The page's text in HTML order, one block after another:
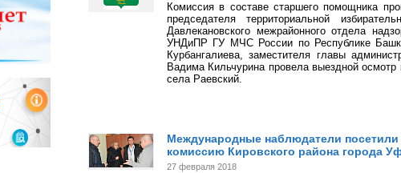
Комиссия в составе старшего помощника
председателя территориальной
Давлекановского межрайонного отдела
УНДиПР ГУ МЧС России по Республике
Курбангалиева, заместителя главы
Вадима Кильчурина провела выездной
села Раевский.
Международные наблюдатели
комиссию Кировского района города
27 февраля 2018